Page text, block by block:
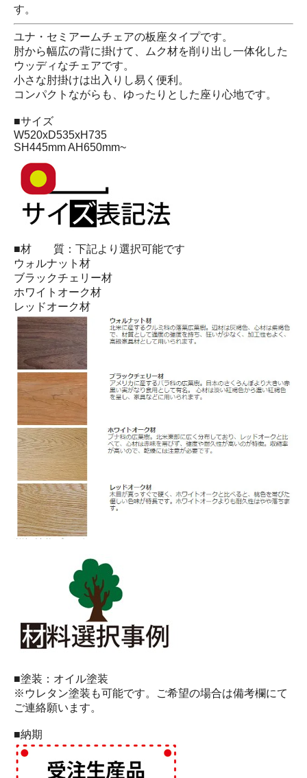
す。
ユナ・セミアームチェアの板座タイプです。
肘から幅広の背に掛けて、ムク材を削り出し一体化した
ウッディなチェアです。
小さな肘掛けは出入りし易く便利。
コンパクトながらも、ゆったりとした座り心地です。
■サイズ
W520xD535xH735
SH445mm AH650mm~
■材 質：下記より選択可能です
ウォルナット材
ブラックチェリー材
ホワイトオーク材
レッドオーク材
■塗装：オイル塗装
※ウレタン塗装も可能です。ご希望の場合は備考欄にて
ご連絡願います。
■納期